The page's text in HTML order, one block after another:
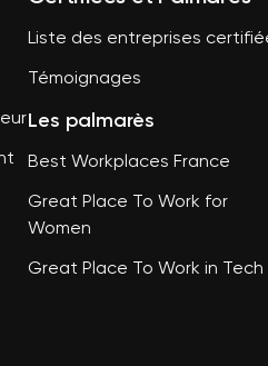
Liste des entreprises
Témoignages
Les palmarès
Best Workplaces France
Great Place To Work for
Women
Great Place To Work in Tech